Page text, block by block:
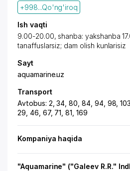
+998...Qo'ng'iroq
Ish vaqti
9.00-20.00, shanba: yakshanba
tanaffuslarsiz; dam olish kunlarisiz
Sayt
aquamarine.uz
Transport
Avtobus: 2, 34, 80, 84, 94, 98,
29, 46, 67, 71, 81, 169
Kompaniya haqida
"Aquamarine" ("Galeev R.R."